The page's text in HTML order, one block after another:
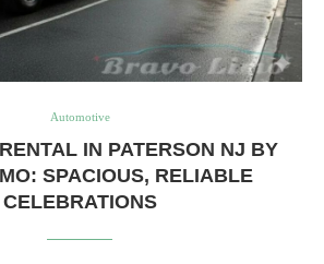
Automotive
IN PATERSON NJ BY
SPACIOUS, RELIABLE
CELEBRATIONS